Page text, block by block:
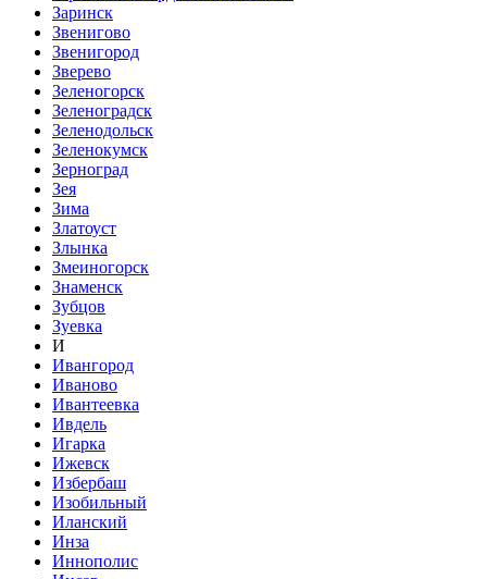
Заринск
Звенигово
Звенигород
Зверево
Зеленогорск
Зеленоградск
Зеленодольск
Зеленокумск
Зерноград
Зея
Зима
Златоуст
Злынка
Змеиногорск
Знаменск
Зубцов
Зуевка
И
Ивангород
Иваново
Ивантеевка
Ивдель
Игарка
Ижевск
Избербаш
Изобильный
Иланский
Инза
Иннополис